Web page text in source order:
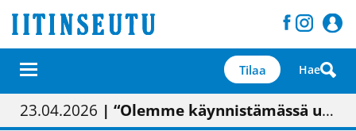
Tilaa Hae
01.02.2026 | Painon vaihtumisen pitäisi näkyä hieman parempana painojäljen laatuna lehdessä
05.02.2026 | Uudistettu kunnantalo on valoisa
23.04.2026 | “Olemme käynnistämässä uudelleen keskustavisiotyön”